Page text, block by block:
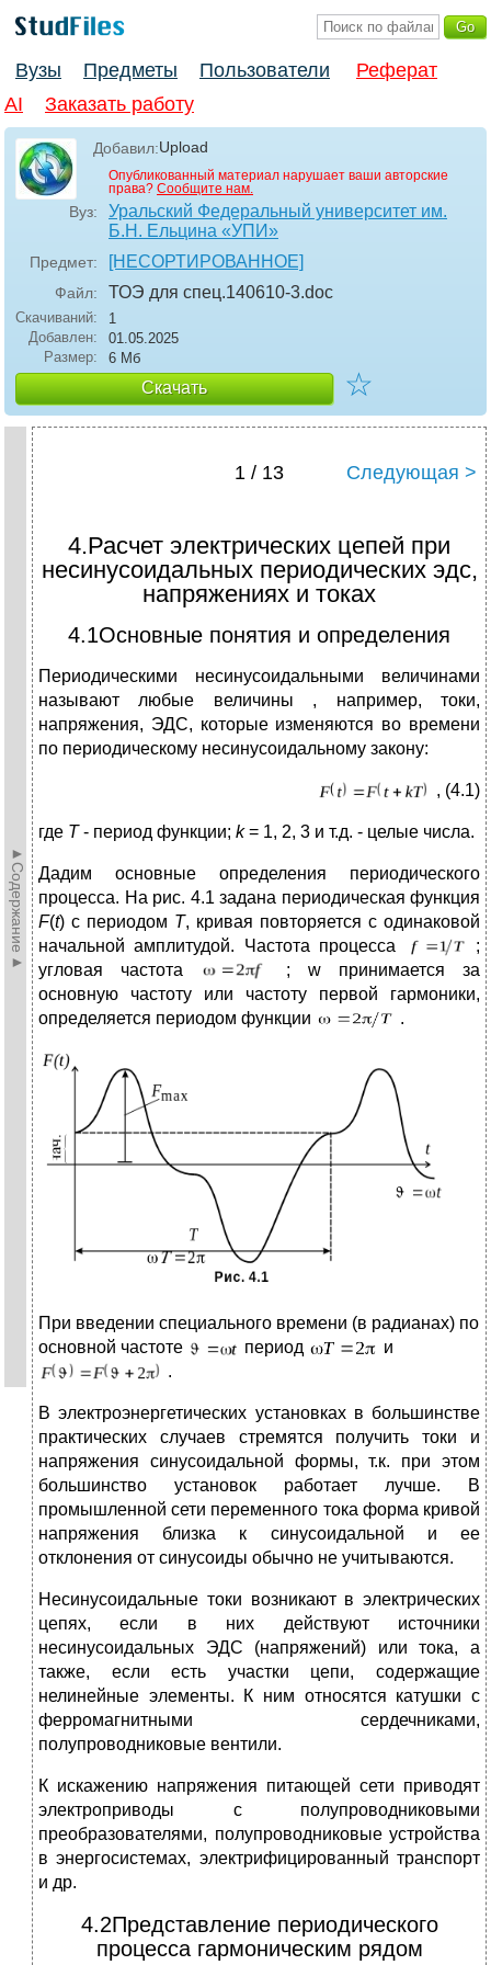
Вузы Предметы Пользователи
Реферат
AI
Заказать работу
Добавил:Upload
Опубликованный материал нарушает ваши авторские
права? Сообщите нам.
Вуз:
Уральский Федеральный университет им.
Б.Н. Ельцина «УПИ»
Предмет: [НЕСОРТИРОВАННОЕ]
Файл: ТОЭ для спец.140610-3.doc
Скачиваний:
1
Добавлен:
01.05.2025
Размер:
6 Мб
Скачать ☆
►Содержание►
1 / 13 Следующая >
4.Расчет электрических цепей при
несинусоидальных периодических эдс,
напряжениях и токах
4.1Основные понятия и определения
Периодическими несинусоидальными величинами
называют любые величины , например, токи,
напряжения, ЭДС, которые изменяются во времени
по периодическому несинусоидальному закону:
, (4.1)
где Т- период функции; k= 1, 2, 3 и т.д. - целые числа.
Дадим основные определения периодического
процесса. На рис. 4.1 задана периодическая функция
F(t) с периодом Т, кривая повторяется с одинаковой
начальной амплитудой. Частота процесса
;
угловая частота
; w принимается за
основную частоту или частоту первой гармоники,
определяется периодом функции
.
При введении специального времени (в радианах) по
основной частоте
период
и
.
В электроэнергетических установках в большинстве
практических случаев стремятся получить токи и
напряжения синусоидальной формы, т.к. при этом
большинство установок работает лучше. В
промышленной сети переменного тока форма кривой
напряжения близка к синусоидальной и ее
отклонения от синусоиды обычно не учитываются.
Несинусоидальные токи возникают в электрических
цепях, если в них действуют источники
несинусоидальных ЭДС (напряжений) или тока, а
также, если есть участки цепи, содержащие
нелинейные элементы. К ним относятся катушки с
ферромагнитными сердечниками,
полупроводниковые вентили.
К искажению напряжения питающей сети приводят
электроприводы с полупроводниковыми
преобразователями, полупроводниковые устройства
в энергосистемах, электрифицированный транспорт
и др.
4.2Представление периодического
процесса гармоническим рядом